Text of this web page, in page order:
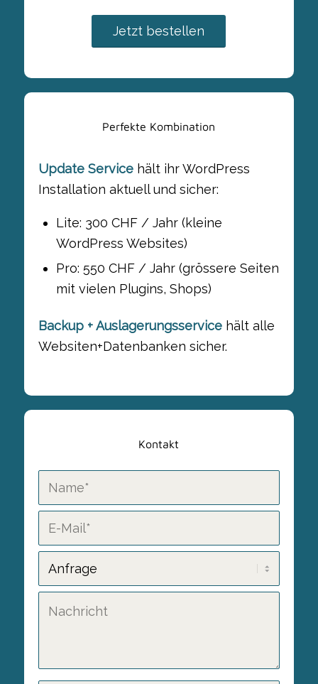
Jetzt bestellen
Perfekte Kombination
Update Servicehält ihr WordPress
Installation aktuell und sicher:
Lite: 300 CHF / Jahr (kleine
WordPress Websites)
Pro: 550 CHF / Jahr (grössere Seiten
mit vielen Plugins, Shops)
Backup + Auslagerungsservicehält alle
Websiten+Datenbanken sicher.
Kontakt